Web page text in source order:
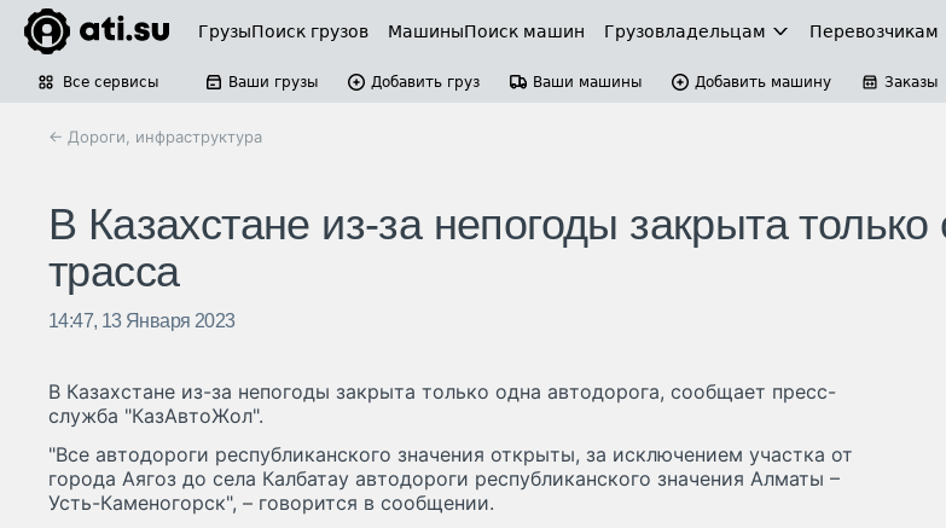
ГрузыПоиск грузов МашиныПоиск машин Грузовладельцам Перевозчикам
Все сервисы Ваши грузы Добавить груз Ваши машины Добавить машину Заказы
← Дороги, инфраструктура
В Казахстане из-за непогоды закрыта только
трасса
14:47, 13 Января 2023
В Казахстане из-за непогоды закрыта только одна автодорога, сообщает пресс-
служба "КазАвтоЖол".
"Все автодороги республиканского значения открыты, за исключением участка от
города Аягоз до села Калбатау автодороги республиканского значения Алматы –
Усть-Каменогорск", – говорится в сообщении.